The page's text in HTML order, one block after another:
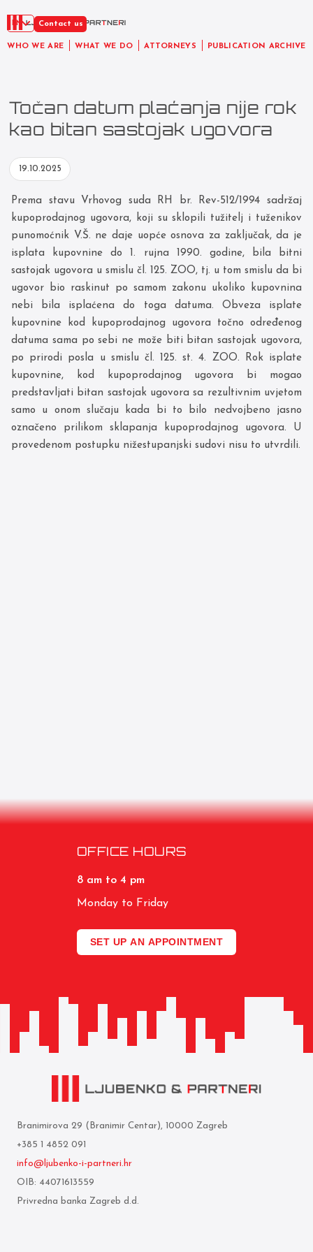
WHO WE ARE WHAT WE DO ATTORNEYS PUBLICATION ARCHIVE
EN Contact us
Točan datum plaćanja nije rok
kao bitan sastojak ugovora
19.10.2025
Prema stavu Vrhovog suda RH br. Rev-512/1994 sadržaj
kupoprodajnog ugovora, koji su sklopili tužitelj i tuženikov
punomoćnik V.Š. ne daje uopće osnova za zaključak, da je
isplata kupovnine do 1. rujna 1990. godine, bila bitni
sastojak ugovora u smislu čl. 125. ZOO, tj. u tom smislu da bi
ugovor bio raskinut po samom zakonu ukoliko kupovnina
nebi bila isplaćena do toga datuma. Obveza isplate
kupovnine kod kupoprodajnog ugovora točno određenog
datuma sama po sebi ne može biti bitan sastojak ugovora,
po prirodi posla u smislu čl. 125. st. 4. ZOO. Rok isplate
kupovnine, kod kupoprodajnog ugovora bi mogao
predstavljati bitan sastojak ugovora sa rezultivnim uvjetom
samo u onom slučaju kada bi to bilo nedvojbeno jasno
označeno prilikom sklapanja kupoprodajnog ugovora. U
provedenom postupku nižestupanjski sudovi nisu to utvrdili.
OFFICE HOURS
8 am to 4 pm
Monday to Friday
SET UP AN APPOINTMENT
Branimirova 29 (Branimir Centar), 10000 Zagreb
+385 1 4852 091
info@ljubenko-i-partneri.hr
OIB: 44071613559
Privredna banka Zagreb d.d.